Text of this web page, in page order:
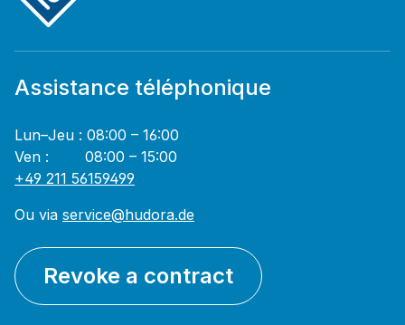
Assistance téléphonique
Lun–Jeu : 08:00 – 16:00
Ven : 08:00 – 15:00
+49 211 56159499
Ou via service@hudora.de
Revoke a contract